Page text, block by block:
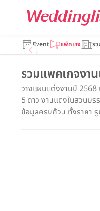
Event แพ็คเกจ ร
รวมแพคเกจงา
วางแผนแต่งงานปี 2568
5 ดาว งานแต่งในสวนบ
ข้อมูลครบถ้วน ทั้งราคา